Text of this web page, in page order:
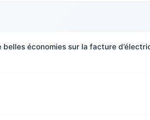
économies sur la facture